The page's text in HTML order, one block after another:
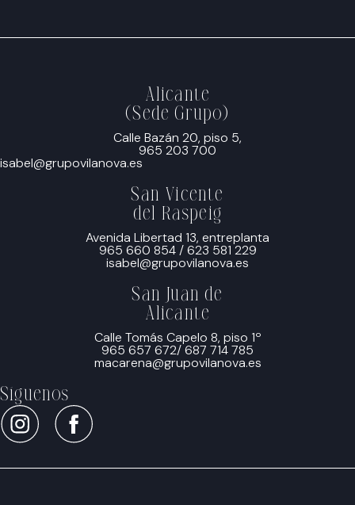
Alicante
(Sede Grupo)
Calle Bazán 20, piso 5,
965 203 700
isabel@grupovilanova.es
San Vicente
del Raspeig
Avenida Libertad 13, entreplanta
965 660 854/623 581 229
isabel@grupovilanova.es
San Juan de
Alicante
Calle Tomás Capelo 8, piso 1º
965 657 672/687 714 785
macarena@grupovilanova.es
Síguenos